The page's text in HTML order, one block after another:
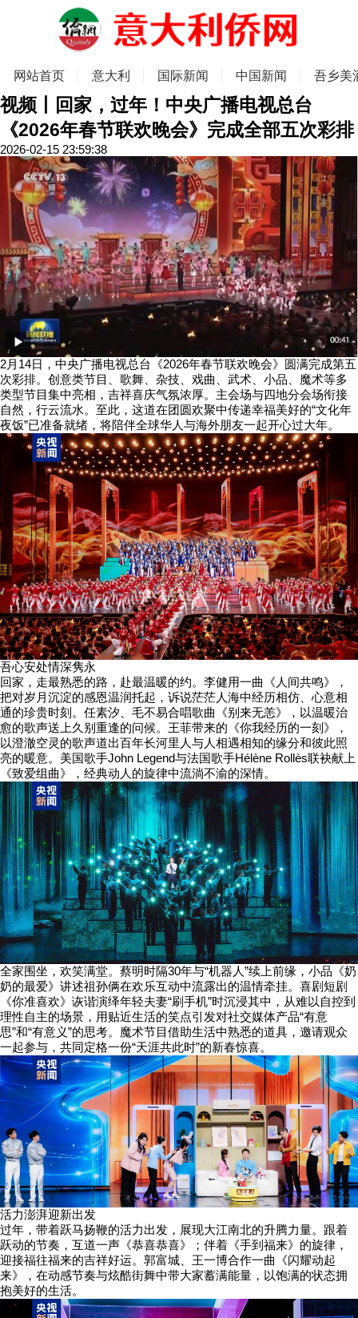
网站首页 意大利 国际新闻 中国新闻 吾乡美
视频丨回家，过年！中央广播电视总台
《2026年春节联欢晚会》完成全部五次彩排
2026-02-15 23:59:38
2月14日，中央广播电视总台《2026年春节联欢晚会》圆满完成第五
次彩排。创意类节目、歌舞、杂技、戏曲、武术、小品、魔术等多
类型节目集中亮相，吉祥喜庆气氛浓厚。主会场与四地分会场衔接
自然，行云流水。至此，这道在团圆欢聚中传递幸福美好的“文化年
夜饭”已准备就绪，将陪伴全球华人与海外朋友一起开心过大年。
吾心安处情深隽永
回家，走最熟悉的路，赴最温暖的约。李健用一曲《人间共鸣》，
把对岁月沉淀的感恩温润托起，诉说茫茫人海中经历相仿、心意相
通的珍贵时刻。任素汐、毛不易合唱歌曲《别来无恙》，以温暖治
愈的歌声送上久别重逢的问候。王菲带来的《你我经历的一刻》，
以澄澈空灵的歌声道出百年长河里人与人相遇相知的缘分和彼此照
亮的暖意。美国歌手John Legend与法国歌手Hélène Rollès联袂献上
《致爱组曲》，经典动人的旋律中流淌不渝的深情。
全家围坐，欢笑满堂。蔡明时隔30年与“机器人”续上前缘，小品《奶
奶的最爱》讲述祖孙俩在欢乐互动中流露出的温情牵挂。喜剧短剧
《你准喜欢》诙谐演绎年轻夫妻“刷手机”时沉浸其中，从难以自控到
理性自主的场景，用贴近生活的笑点引发对社交媒体产品“有意
思”和“有意义”的思考。魔术节目借助生活中熟悉的道具，邀请观众
一起参与，共同定格一份“天涯共此时”的新春惊喜。
活力澎湃迎新出发
过年，带着跃马扬鞭的活力出发，展现大江南北的升腾力量。跟着
跃动的节奏，互道一声《恭喜恭喜》；伴着《手到福来》的旋律，
迎接福往福来的吉祥好运。郭富城、王一博合作一曲《闪耀动起
来》，在动感节奏与炫酷街舞中带大家蓄满能量，以饱满的状态拥
抱美好的生活。